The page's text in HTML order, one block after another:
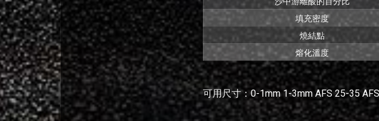
填充密度
燒結點
熔化溫度
可用尺寸：0-1mm 1-3mm AFS 25-35